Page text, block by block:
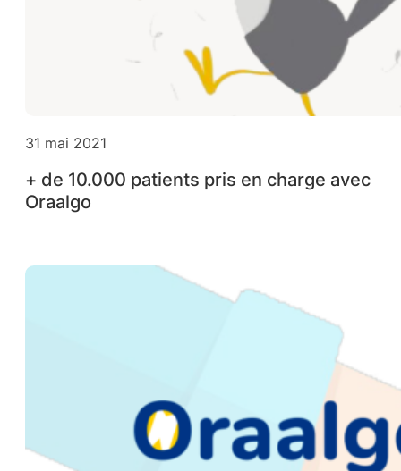
31 mai 2021
+ de 10.000 patients pris en charge avec
Oraalgo